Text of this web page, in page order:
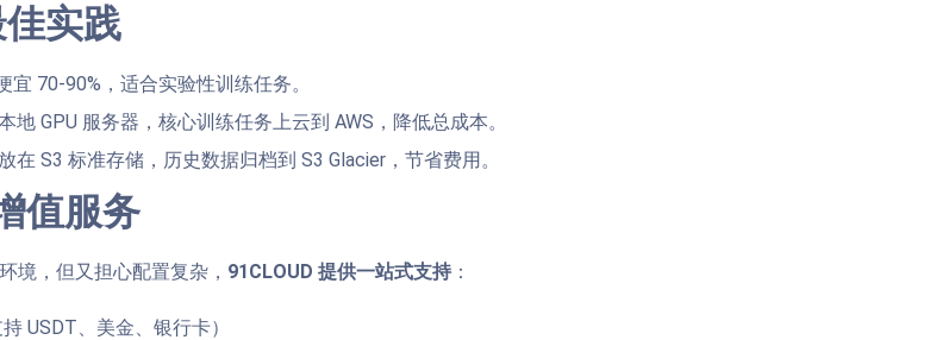
实践
宜 70-90%，适合实验性训练任务。
地 GPU 服务器，核心训练任务上云到 AWS，降低总成本。
在 S3 标准存储，历史数据归档到 S3 Glacier，节省费用。
值服务
境，但又担心配置复杂， 91CLOUD 提供一站式支持 ：
USDT、美金、银行卡）